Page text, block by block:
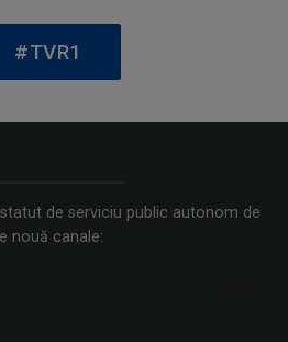
#TVR1
de serviciu public autonom de
nouă canale: